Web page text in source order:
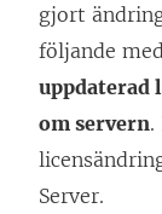
gjort
följande
uppdaterad
om servern.
Server.